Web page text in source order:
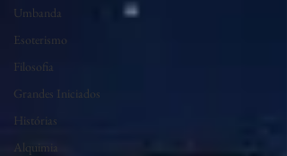
Umbanda
Esoterismo
Filosofia
Grandes Iniciados
Histórias
Alquimia